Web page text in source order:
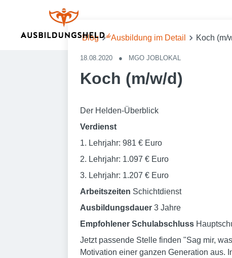
Blog
Ausbildung im Detail Koch (m/
18.08.2020 ● MGO JOBLOKAL
Koch (m/w/d)
Der Helden-Überblick
Verdienst
1. Lehrjahr: 981 € Euro
2. Lehrjahr: 1.097 € Euro
3. Lehrjahr: 1.207 € Euro
Arbeitszeiten Schichtdienst
Ausbildungsdauer 3 Jahre
Empfohlener Schulabschluss
Jetzt passende Stelle finden "Sag mir,
Motivation einer ganzen Generation aus.